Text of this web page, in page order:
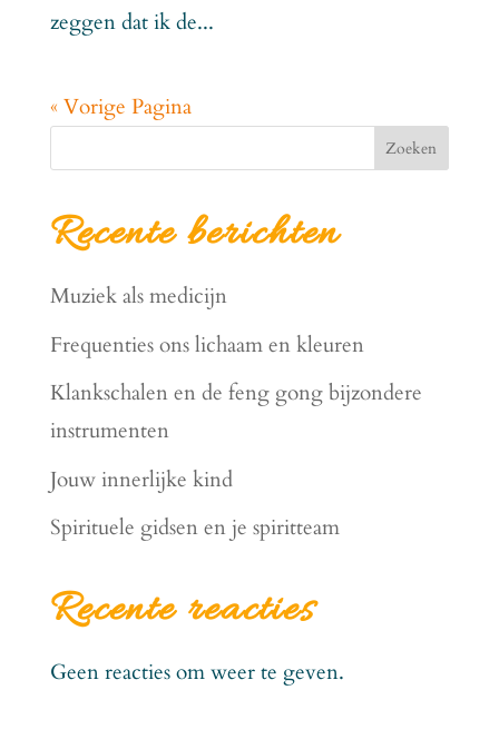
zeggen dat ik de...
« Vorige Pagina
Zoeken
Recente berichten
Muziek als medicijn
Frequenties ons lichaam en kleuren
Klankschalen en de feng gong bijzondere
instrumenten
Jouw innerlijke kind
Spirituele gidsen en je spiritteam
Recente reacties
Geen reacties om weer te geven.